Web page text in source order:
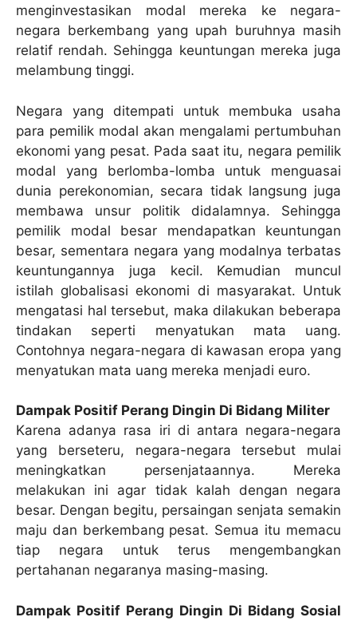
menginvestasikan modal mereka ke negara-
negara berkembang yang upah buruhnya masih
relatif rendah. Sehingga keuntungan mereka juga
melambung tinggi.
Negara yang ditempati untuk membuka usaha
para pemilik modal akan mengalami pertumbuhan
ekonomi yang pesat. Pada saat itu, negara pemilik
modal yang berlomba-lomba untuk menguasai
dunia perekonomian, secara tidak langsung juga
membawa unsur politik didalamnya. Sehingga
pemilik modal besar mendapatkan keuntungan
besar, sementara negara yang modalnya terbatas
keuntungannya juga kecil. Kemudian muncul
istilah globalisasi ekonomi di masyarakat. Untuk
mengatasi hal tersebut, maka dilakukan beberapa
tindakan seperti menyatukan mata uang.
Contohnya negara-negara di kawasan eropa yang
menyatukan mata uang mereka menjadi euro.
Dampak Positif Perang Dingin Di Bidang Militer
Karena adanya rasa iri di antara negara-negara
yang berseteru, negara-negara tersebut mulai
meningkatkan persenjataannya. Mereka
melakukan ini agar tidak kalah dengan negara
besar. Dengan begitu, persaingan senjata semakin
maju dan berkembang pesat. Semua itu memacu
tiap negara untuk terus mengembangkan
pertahanan negaranya masing-masing.
Dampak Positif Perang Dingin Di Bidang Sosial